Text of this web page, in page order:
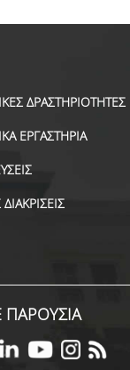
ΔΡΑΣΤΗΡΙΟΤΗΤΕΣ
ΕΡΓΑΣΤΗΡΙΑ
ΠΑΡΟΥΣΙΑ